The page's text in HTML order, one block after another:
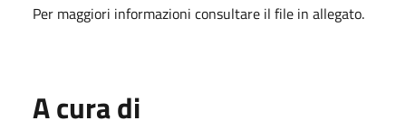
Per maggiori informazioni consultare il file in allegato.
A cura di